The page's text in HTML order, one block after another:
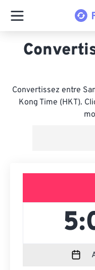
Convertissez entre
Kong Time (HKT).